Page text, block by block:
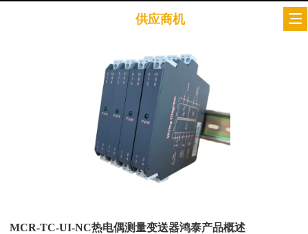
供应商机
MCR-TC-UI-NC热电偶测量变送器鸿泰产品概述